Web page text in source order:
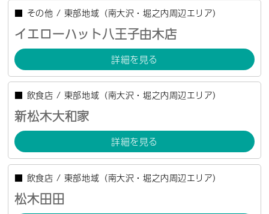
■ その他 / 東部地域（南大沢・堀之内周辺エリア）
イエローハット八王子由木店
詳細を見る
■ 飲食店 / 東部地域（南大沢・堀之内周辺エリア）
新松木大和家
詳細を見る
■ 飲食店 / 東部地域（南大沢・堀之内周辺エリア）
松木田田